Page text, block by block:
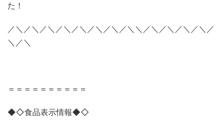
た！
／＼／＼／＼／＼／＼／＼／＼／＼＼／＼／＼／＼／＼／
＼／＼
＝＝＝＝＝＝＝＝＝＝
◆◇食品表示情報◆◇